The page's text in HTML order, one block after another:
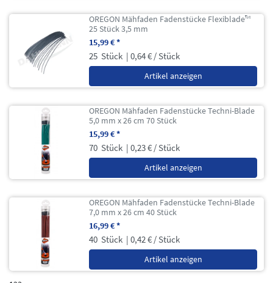
OREGON Mähfaden Fadenstücke Flexiblade™
25 Stück 3,5 mm
15,99 € *
25 Stück | 0,64 € / Stück
Artikel anzeigen
OREGON Mähfaden Fadenstücke Techni-Blade
5,0 mm x 26 cm 70 Stück
15,99 € *
70 Stück | 0,23 € / Stück
Artikel anzeigen
OREGON Mähfaden Fadenstücke Techni-Blade
7,0 mm x 26 cm 40 Stück
16,99 € *
40 Stück | 0,42 € / Stück
Artikel anzeigen